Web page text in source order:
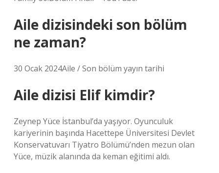
Aile dizisindeki son bölüm
ne zaman?
30 Ocak 2024Aile / Son bölüm yayın tarihi
Aile dizisi Elif kimdir?
Zeynep Yüce İstanbul’da yaşıyor. Oyunculuk
kariyerinin başında Hacettepe Üniversitesi Devlet
Konservatuvarı Tiyatro Bölümü’nden mezun olan
Yüce, müzik alanında da keman eğitimi aldı.